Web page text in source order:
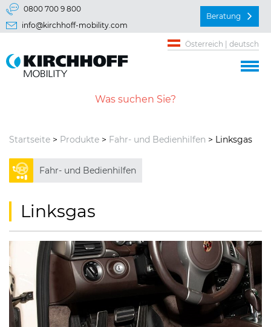
Springe direkt zu:
Hauptmenü
0800 700 9 800
info@kirchhoff-mobility.com
Beratung
Österreich | deutsch
Startseite > Produkte > Fahr- und Bedienhilfen > Linksgas
Fahr- und Bedienhilfen
Linksgas